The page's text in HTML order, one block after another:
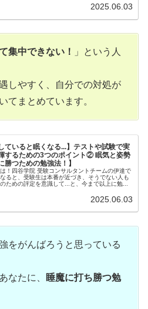
2025.06.03
集中できない！
」という人
しやすく、自分での対処が
てまとめています。
ていると眠くなる...】テストや試験で実
するための3つのポイント② 眠気と姿勢
勝つための勉強法！】
！四谷学院 受験コンサルタントチームの伊達で
ると、受験生は本番が近づき、そうでない人も
ための評定を意識して...と、今まで以上に勉...
2025.06.03
をがんばろうと思っている
なたに、
睡魔に打ち勝つ勉